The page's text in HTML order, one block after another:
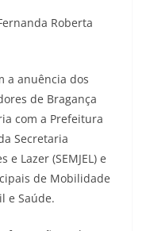
Roberta
a anuência dos
de Bragança
com a Prefeitura
Secretaria
Lazer (SEMJEL) e
de Mobilidade
e Saúde.